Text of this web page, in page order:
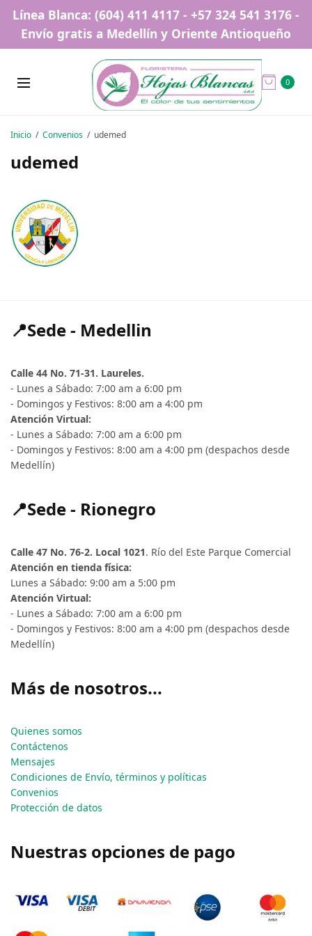
Línea Blanca: (604) 411 4117 - +57 324 541 3176 -
Envío gratis a Medellín y Oriente Antioqueño
0
Inicio Convenios udemed
udemed
📍Sede - Medellin
Calle 44 No. 71-31. Laureles.
- Lunes a Sábado: 7:00 am a 6:00 pm
- Domingos y Festivos: 8:00 am a 4:00 pm
Atención Virtual:
- Lunes a Sábado: 7:00 am a 6:00 pm
- Domingos y Festivos: 8:00 am a 4:00 pm (despachos desde
Medellín)
📍Sede - Rionegro
Calle 47 No. 76-2. Local 1021. Río del Este Parque Comercial
Atención en tienda física:
Lunes a Sábado: 9:00 am a 5:00 pm
Atención Virtual:
- Lunes a Sábado: 7:00 am a 6:00 pm
- Domingos y Festivos: 8:00 am a 4:00 pm (despachos desde
Medellín)
Más de nosotros...
Quienes somos
Contáctenos
Mensajes
Condiciones de Envío, términos y políticas
Convenios
Protección de datos
Nuestras opciones de pago